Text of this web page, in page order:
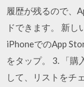
履歴が残るので、
ドできます。 新し
iPhoneでのApp
をタップ。 3. 「
して、リストをチ